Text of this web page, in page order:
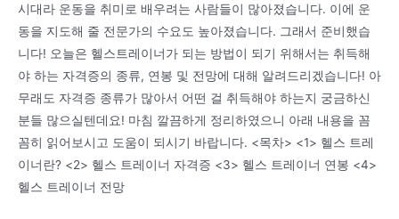
시대라 운동을 취미로 배우려는 사람들이 많아졌습니다. 이에 운
동을 지도해 줄 전문가의 수요도 높아졌습니다. 그래서 준비했습
니다! 오늘은 헬스트레이너가 되는 방법이 되기 위해서는 취득해
야 하는 자격증의 종류, 연봉 및 전망에 대해 알려드리겠습니다! 아
무래도 자격증 종류가 많아서 어떤 걸 취득해야 하는지 궁금하신
분들 많으실텐데요! 마침 깔끔하게 정리하였으니 아래 내용을 꼼
꼼히 읽어보시고 도움이 되시기 바랍니다. <목차> <1> 헬스 트레
이너란? <2> 헬스 트레이너 자격증 <3> 헬스 트레이너 연봉 <4>
헬스 트레이너 전망